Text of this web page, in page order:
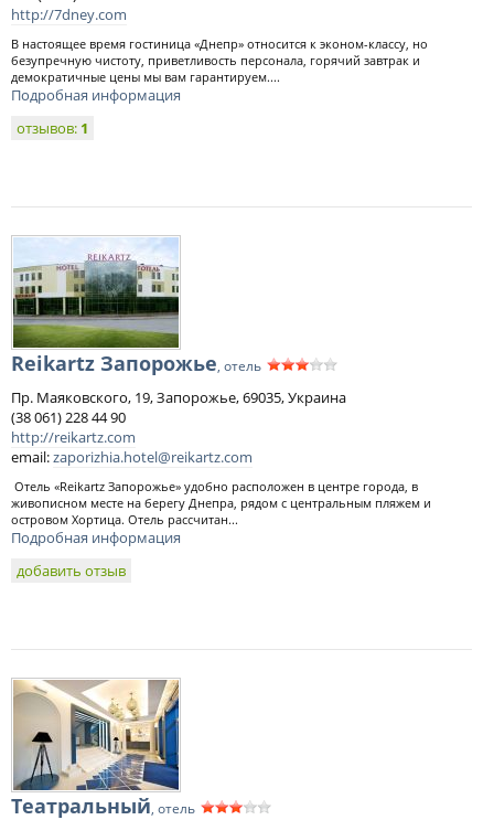
http://7dney.com
В настоящее время гостиница «Днепр» относится к эконом-классу, но
безупречную чистоту, приветливость персонала, горячий завтрак и
демократичные цены мы вам гарантируем....
Подробная информация
отзывов: 1
Reikartz Запорожье, отель
Пр. Маяковского, 19, Запорожье, 69035, Украина
(38 061) 228 44 90
http://reikartz.com
email:zaporizhia.hotel@reikartz.com
Отель «Reikartz Запорожье» удобно расположен в центре города, в
живописном месте на берегу Днепра, рядом с центральным пляжем и
островом Хортица. Отель рассчитан...
Подробная информация
добавить отзыв
Театральный, отель